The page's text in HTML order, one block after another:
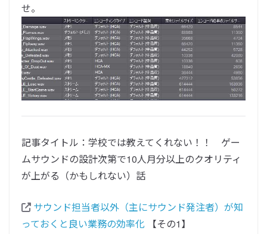
せ。
記事タイトル：学校では教えてくれない！！ ゲー
ムサウンドの設計次第で10人月分以上のクオリティ
が上がる（かもしれない）話
サウンド担当者以外（主にサウンド発注者）が知
っておくと良い業務の効率化 【その1】